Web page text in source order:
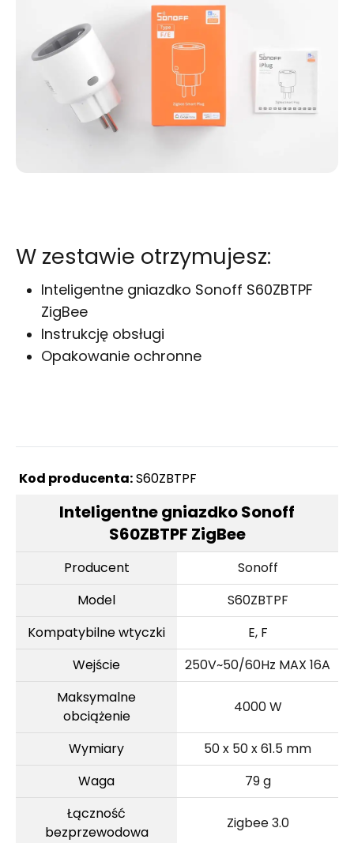
W zestawie otrzymujesz:
Inteligentne gniazdko Sonoff S60ZBTPF
ZigBee
Instrukcję obsługi
Opakowanie ochronne
Kod producenta:S60ZBTPF
Inteligentne gniazdko Sonoff
S60ZBTPF ZigBee
Producent
Sonoff
Model
S60ZBTPF
Kompatybilne wtyczki
E, F
Wejście
250V~50/60Hz MAX 16A
Maksymalne
obciążenie
4000 W
Wymiary
50 x 50 x 61.5 mm
Waga
79 g
Łączność
bezprzewodowa
Zigbee 3.0